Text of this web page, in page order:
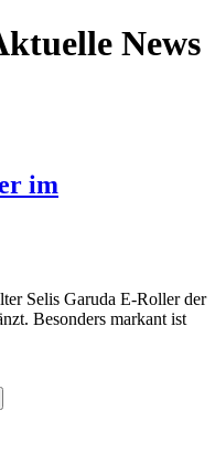
News
im
Selis Garuda E-Roller der
Besonders markant ist